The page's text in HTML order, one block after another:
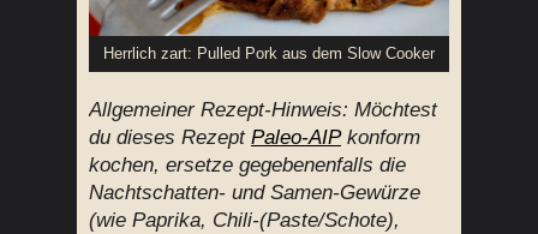
Herrlich zart: Pulled Pork aus dem Slow Cooker
Allgemeiner Rezept-Hinweis: Möchtest
du dieses Rezept Paleo-AIPkonform
kochen, ersetze gegebenenfalls die
Nachtschatten- und Samen-Gewürze
(wie Paprika, Chili-(Paste/Schote),